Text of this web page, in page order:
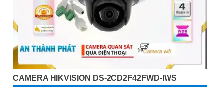
CAMERA HIKVISION DS-2CD2F42FWD-IWS